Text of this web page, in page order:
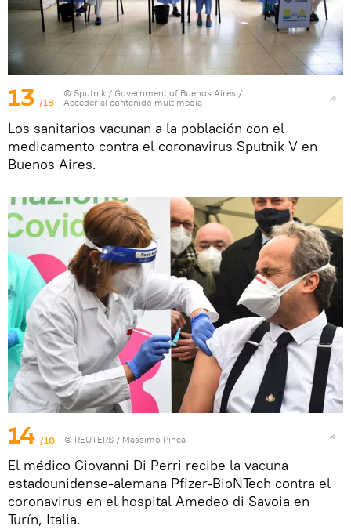
13 /18
© Sputnik / Government of Buenos Aires /
Acceder al contenido multimedia
Los sanitarios vacunan a la población con el
medicamento contra el coronavirus Sputnik V en
Buenos Aires.
14 /18 © REUTERS / Massimo Pinca
El médico Giovanni Di Perri recibe la vacuna
estadounidense-alemana Pfizer-BioNTech contra el
coronavirus en el hospital Amedeo di Savoia en
Turín, Italia.